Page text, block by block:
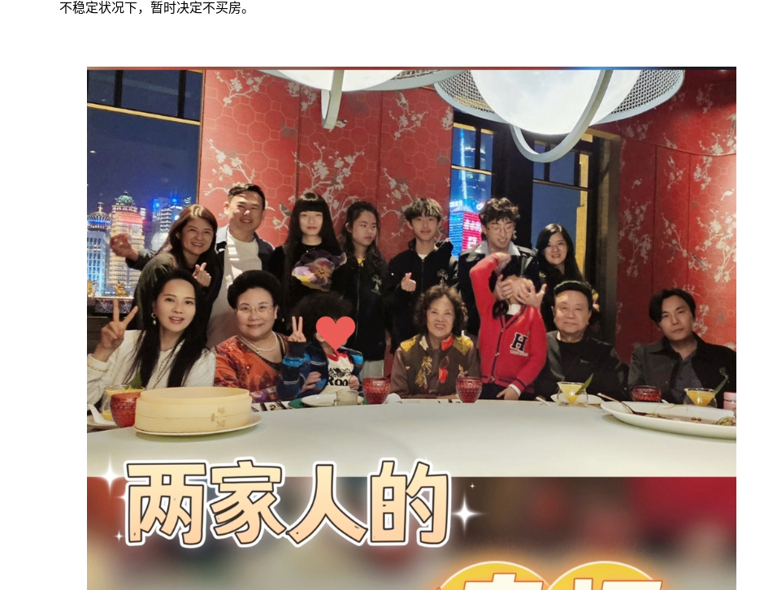
不稳定状况下，暂时决定不买房。